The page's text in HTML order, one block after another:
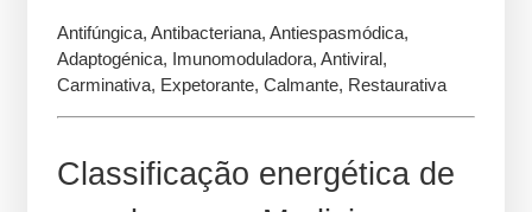
Antifúngica, Antibacteriana, Antiespasmódica,
Adaptogénica, Imunomoduladora, Antiviral,
Carminativa, Expetorante, Calmante, Restaurativa
Classificação energética de